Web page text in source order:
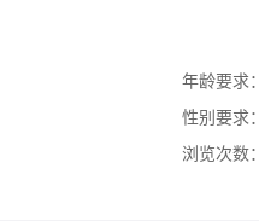
年龄要求：
性别要求：
浏览次数：